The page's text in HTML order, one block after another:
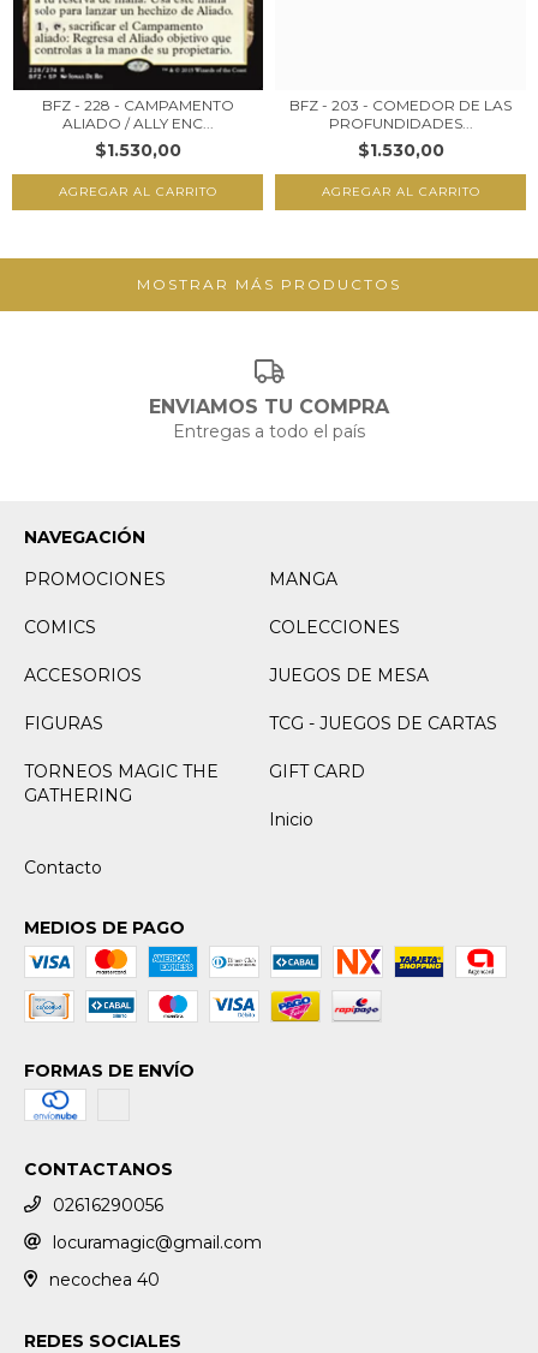
BFZ - 228 - CAMPAMENTO
ALIADO / ALLY ENC...
$1.530,00
BFZ - 203 - COMEDOR DE LAS
PROFUNDIDADES...
$1.530,00
MOSTRAR MÁS PRODUCTOS
ENVIAMOS TU COMPRA
Entregas a todo el país
NAVEGACIÓN
PROMOCIONES
MANGA
COMICS COLECCIONES
ACCESORIOS JUEGOS DE MESA
FIGURAS TCG - JUEGOS DE CARTAS
TORNEOS MAGIC THE
GATHERING
GIFT CARD
Inicio
Contacto
MEDIOS DE PAGO
FORMAS DE ENVÍO
CONTACTANOS
02616290056
locuramagic@gmail.com
necochea 40
REDES SOCIALES